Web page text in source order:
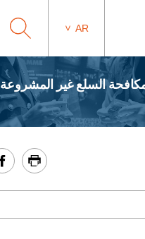
AR
السلع غير المشروعة